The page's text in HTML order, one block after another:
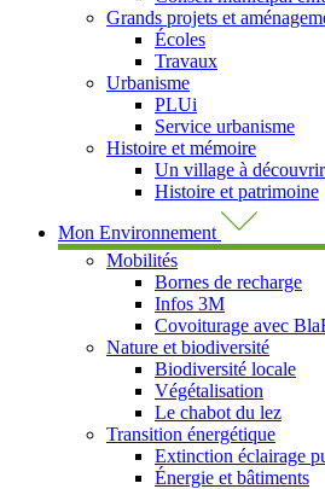
Grands projets et
Écoles
Travaux
Urbanisme
PLUi
Service urbanisme
Histoire et mémoire
Un village à découvrir
Histoire et patrimoine
Mon Environnement
Mobilités
Bornes de recharge
Infos 3M
Covoiturage avec
Nature et biodiversité
Biodiversité locale
Végétalisation
Le chabot du lez
Transition énergétique
Extinction éclairage
Énergie et bâtiments